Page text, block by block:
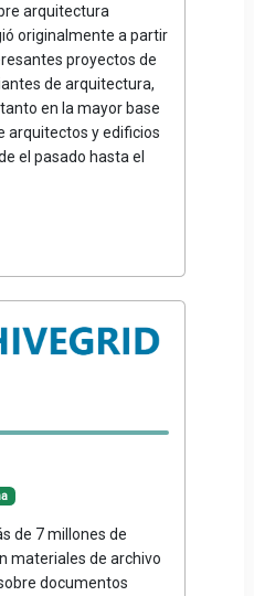
arquitectura
originalmente a partir
proyectos de
de arquitectura,
en la mayor base
arquitectos y edificios
el pasado hasta el
de 7 millones de
materiales de archivo
documentos